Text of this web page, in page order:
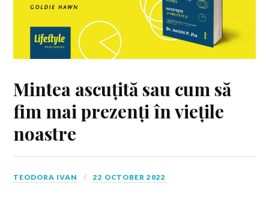
Mintea ascuțită sau cum să
fim mai prezenți în viețile
noastre
TEODORA IVAN 22 OCTOBER 2022